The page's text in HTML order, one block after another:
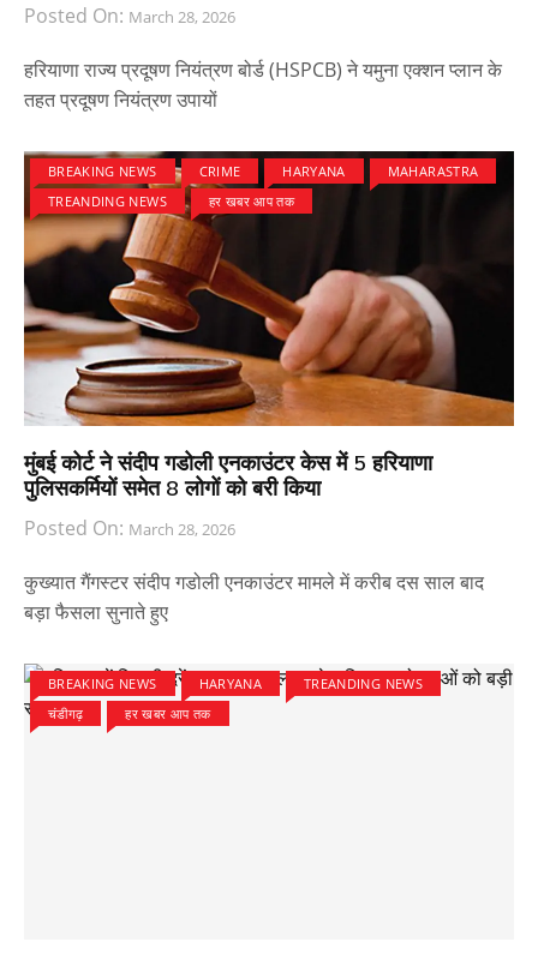
Posted On: March 28, 2026
हरियाणा राज्य प्रदूषण नियंत्रण बोर्ड (HSPCB) ने यमुना एक्शन प्लान के
तहत प्रदूषण नियंत्रण उपायों
BREAKING NEWS CRIME HARYANA
MAHARASTRA
TREANDING NEWS
हर खबर आप तक
मुंबई कोर्ट ने संदीप गडोली एनकाउंटर केस में 5 हरियाणा
पुलिसकर्मियों समेत 8 लोगों को बरी किया
Posted On: March 28, 2026
कुख्यात गैंगस्टर संदीप गडोली एनकाउंटर मामले में करीब दस साल बाद
बड़ा फैसला सुनाते हुए
BREAKING NEWS HARYANA
TREANDING NEWS
चंडीगढ़
हर खबर आप तक